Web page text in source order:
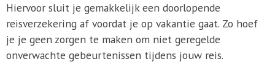
Hiervoor sluit je gemakkelijk een doorlopende
reisverzekering af voordat je op vakantie gaat. Zo hoef
je je geen zorgen te maken om niet geregelde
onverwachte gebeurtenissen tijdens jouw reis.